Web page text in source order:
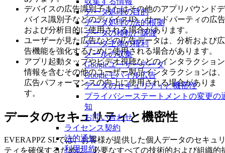
データ処理の目的
データ処理の法的根拠
データの移転と譲渡
データ主体の権利
メールの収集
Googleユーザーデータ
Googleモバイル広告
データのセキュリティと機密性
プライバシーステートメントの変更の
知
お問い合わせ
ライセンス契約
法的通知
利用規約
デバイスの広告識別子またはその他のアプリバウンドデ
バイス識別子などのデバイスID。サードパーティの広告
および分析目的に使用される場合があります。
ユーザーが見た広告などの広告データは、分析および広
告機能を強化するために使用される場合があります。
アプリ起動タップやビデオ視聴などのインタラクション
情報を含むその他のユーザー製品インタラクションは、
広告パフォーマンスの向上に使用される場合がありま
す。
データのセキュリティと機密性
EVERAPPZ SLでは、お客様が提供した個人データのセキュ
ティを確保するために、必要なすべての技術的および組織的